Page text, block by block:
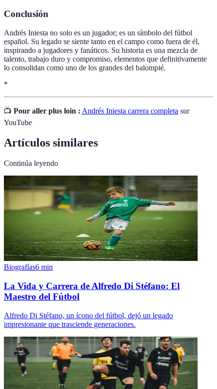
Conclusión
Andrés Iniesta no solo es un jugador; es un símbolo del fútbol
español. Su legado se siente tanto en el campo como fuera de él,
inspirando a jugadores y fanáticos. Su historia es una mezcla de
talento, trabajo duro y compromiso, elementos que definitivamente
lo consolidan como uno de los grandes del balompié.
*
📺 Pour aller plus loin : Andrés Iniesta carrera completa sur
YouTube
Artículos similares
Continúa leyendo
Biografías6 min
La Vida y Carrera de Alfredo Di Stéfano: El
Maestro del Fútbol
Alfredo Di Stéfano, un ícono del fútbol, dejó un legado
impresionante que trasciende generaciones.